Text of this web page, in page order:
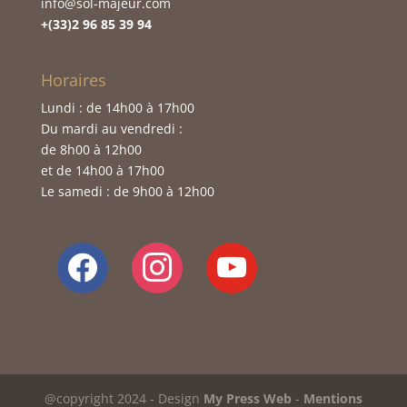
+(33)2 96 85 39 94
Horaires
Lundi : de 14h00 à 17h00
Du mardi au vendredi :
de 8h00 à 12h00
et de 14h00 à 17h00
Le samedi : de 9h00 à 12h00
facebook instagram youtube
@copyright 2024 - Design My Press Web - Mentions